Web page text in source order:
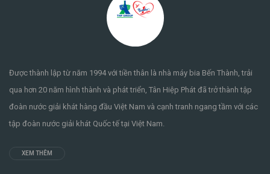
Được thành lập từ năm 1994 với tiền thân là nhà máy bia Bến Thành, trải
qua hơn 20 năm hình thành và phát triển, Tân Hiệp Phát đã trở thành tập
đoàn nước giải khát hàng đầu Việt Nam và cạnh tranh ngang tầm với các
tập đoàn nước giải khát Quốc tế tại Việt Nam.
XEM THÊM